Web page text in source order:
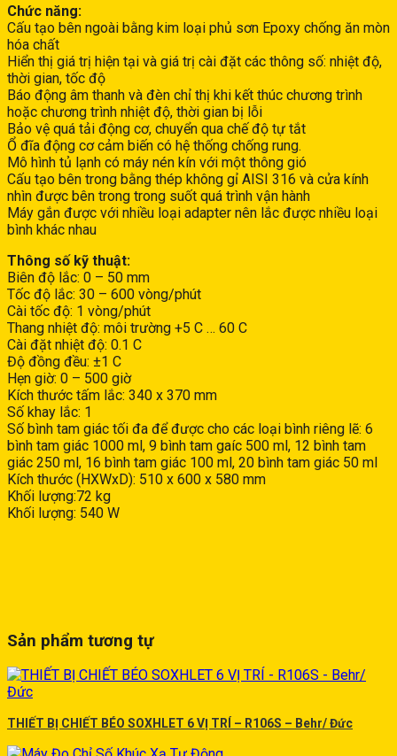
Chức năng:
Cấu tạo bên ngoài bằng kim loại phủ sơn Epoxy chống ăn mòn
hóa chất
Hiển thị giá trị hiện tại và giá trị cài đặt các thông số: nhiệt độ,
thời gian, tốc độ
Báo động âm thanh và đèn chỉ thị khi kết thúc chương trình
hoặc chương trình nhiệt độ, thời gian bị lỗi
Bảo vệ quá tải động cơ, chuyển qua chế độ tự tắt
Ổ đĩa động cơ cảm biến có hệ thống chống rung.
Mô hình tủ lạnh có máy nén kín với một thông gió
Cấu tạo bên trong bằng thép không gỉ AISI 316 và cửa kính
nhìn được bên trong trong suốt quá trình vận hành
Máy gắn được với nhiều loại adapter nên lắc được nhiều loại
bình khác nhau
Thông số kỹ thuật:
Biên độ lắc: 0 – 50 mm
Tốc độ lắc: 30 – 600 vòng/phút
Cài tốc độ: 1 vòng/phút
Thang nhiệt độ: môi trường +5 C … 60 C
Cài đặt nhiệt độ: 0.1 C
Độ đồng đều: ±1 C
Hẹn giờ: 0 – 500 giờ
Kích thước tấm lắc: 340 x 370 mm
Số khay lắc: 1
Số bình tam giác tối đa để được cho các loại bình riêng lẽ: 6
bình tam giác 1000 ml, 9 bình tam gaíc 500 ml, 12 bình tam
giác 250 ml, 16 bình tam giác 100 ml, 20 bình tam giác 50 ml
Kích thước (HXWxD): 510 x 600 x 580 mm
Khối lượng:72 kg
Khối lượng: 540 W
Sản phẩm tương tự
THIẾT BỊ CHIẾT BÉO SOXHLET 6 VỊ TRÍ – R106S – Behr/ Đức